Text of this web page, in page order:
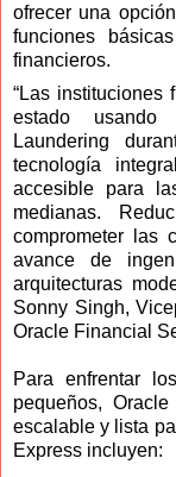
ofrecer una
funciones
financieros.
“Las instituciones
estado usando
Laundering
tecnología
accesible para
medianas.
comprometer las
avance de
arquitecturas
Sonny Singh,
Oracle Financial
Para enfrentar
pequeños,
escalable y lista
Express incluyen: